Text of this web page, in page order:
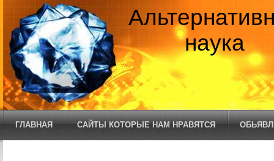
наука
ГЛАВНАЯ САЙТЫ КОТОРЫЕ НАМ НРАВЯТСЯ